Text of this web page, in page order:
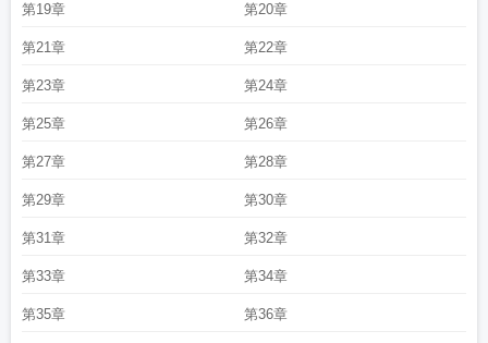
第19章 第20章
第21章 第22章
第23章 第24章
第25章 第26章
第27章 第28章
第29章 第30章
第31章 第32章
第33章 第34章
第35章 第36章